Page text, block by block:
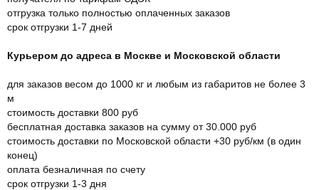
отгрузка только полностью оплаченных заказов
срок отгрузки 1-7 дней
Курьером до адреса в Москве и Московской области
для заказов весом до 1000 кг и любым из габаритов не более 3
м
стоимость доставки 800 руб
бесплатная доставка заказов на сумму от 30.000 руб
стоимость доставки по Московской области +30 руб/км (в один
конец)
оплата безналичная по счету
срок отгрузки 1-3 дня